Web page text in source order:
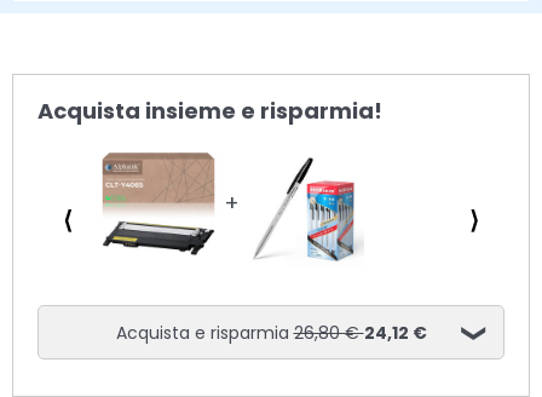
Acquista insieme e risparmia!
⟨ ⟩
Acquista e risparmia26,80 €24,12 €